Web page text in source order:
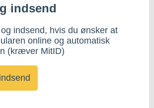
indsend
indsend, hvis du ønsker at
online og automatisk
(kræver MitID)